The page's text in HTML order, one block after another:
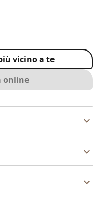
vicino a te
online